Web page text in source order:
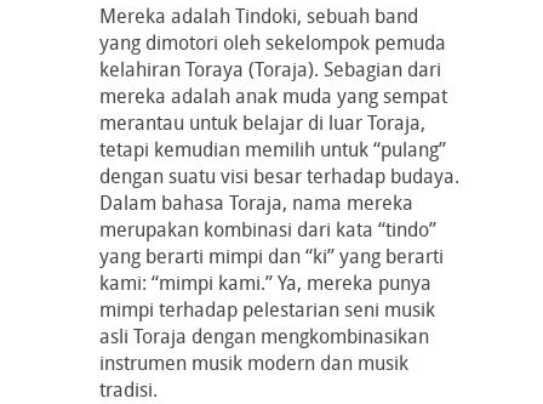
Mereka adalah Tindoki, sebuah band
yang dimotori oleh sekelompok pemuda
kelahiran Toraya (Toraja). Sebagian dari
mereka adalah anak muda yang sempat
merantau untuk belajar di luar Toraja,
tetapi kemudian memilih untuk “pulang”
dengan suatu visi besar terhadap budaya.
Dalam bahasa Toraja, nama mereka
merupakan kombinasi dari kata “tindo”
yang berarti mimpi dan “ki” yang berarti
kami: “mimpi kami.” Ya, mereka punya
mimpi terhadap pelestarian seni musik
asli Toraja dengan mengkombinasikan
instrumen musik modern dan musik
tradisi.